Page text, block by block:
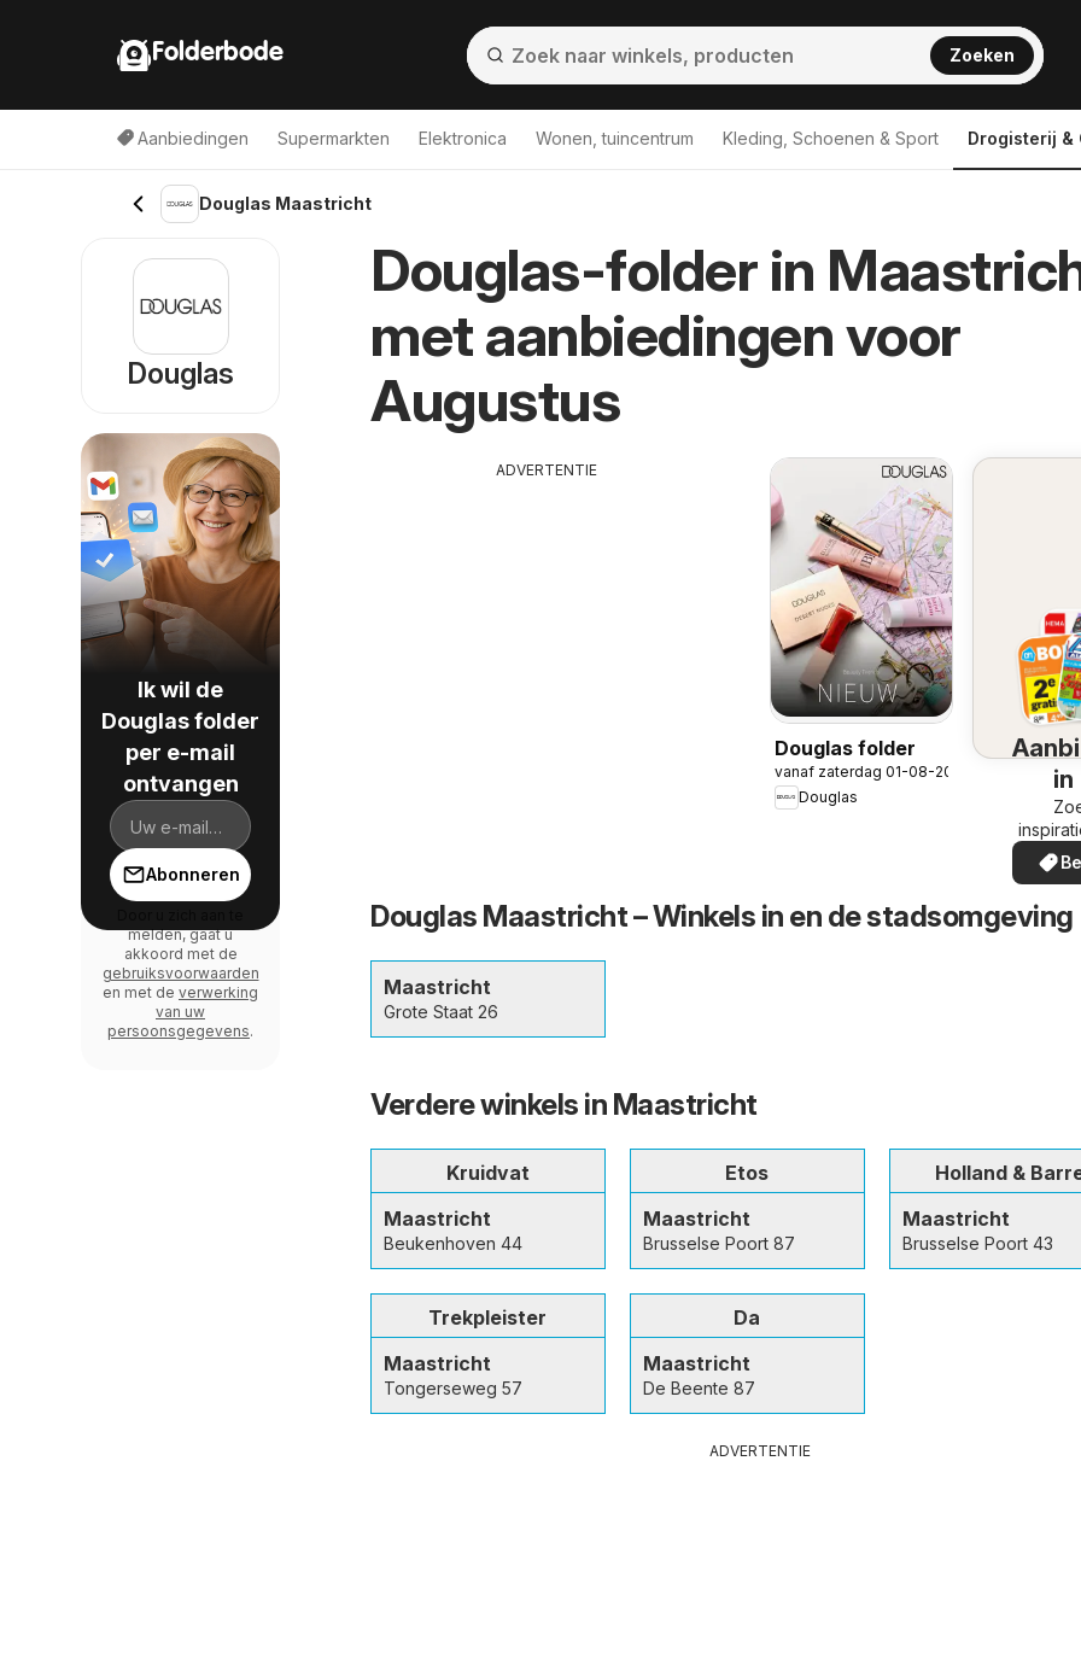
Folderbode Zoeken
Aanbiedingen Supermarkten Elektronica Wonen, tuincentrum Kleding, Schoenen & Sport Drogisterij &
Douglas Maastricht
Douglas-folder in
met aanbiedingen voor
Augustus
ADVERTENTIE
Douglas folder
vanaf zaterdag 01-08-2026
Douglas
in
de
in
Douglas Maastricht – Winkels in en de stadsomgeving
Maastricht
Grote Staat 26
Verdere winkels in Maastricht
Kruidvat
Maastricht
Beukenhoven 44
Etos
Maastricht
Brusselse Poort 87
Holland &
Maastricht
Brusselse Poort 43
Trekpleister
Maastricht
Tongerseweg 57
Da
Maastricht
De Beente 87
ADVERTENTIE
Douglas
Ik wil de
Douglas folder
per e-mail
ontvangen
Abonneren
melden, gaat u
akkoord met de
gebruiksvoorwaarden
en met de verwerking
van uw
persoonsgegevens.